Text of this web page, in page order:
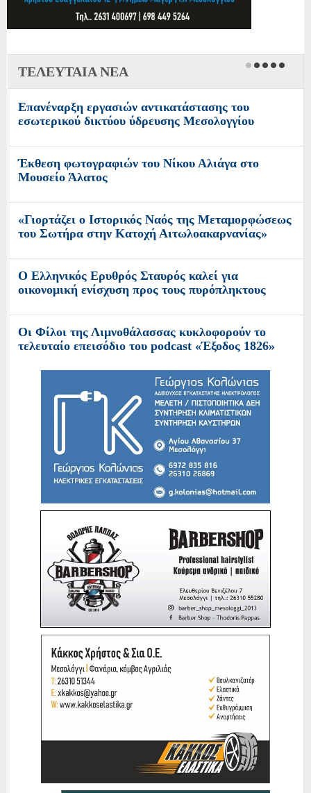
ΤΕΛΕΥΤΑΙΑ ΝΕΑ
Επανέναρξη εργασιών αντικατάστασης του
εσωτερικού δικτύου ύδρευσης Μεσολογγίου
Έκθεση φωτογραφιών του Νίκου Αλιάγα στο
Μουσείο Άλατος
«Γιορτάζει ο Ιστορικός Ναός της Μεταμορφώσεως
του Σωτήρα στην Κατοχή Αιτωλοακαρνανίας»
O Ελληνικός Ερυθρός Σταυρός καλεί για
οικονομική ενίσχυση προς τους πυρόπληκτους
Οι Φίλοι της Λιμνοθάλασσας κυκλοφορούν το
τελευταίο επεισόδιο του podcast «Έξοδος 1826»